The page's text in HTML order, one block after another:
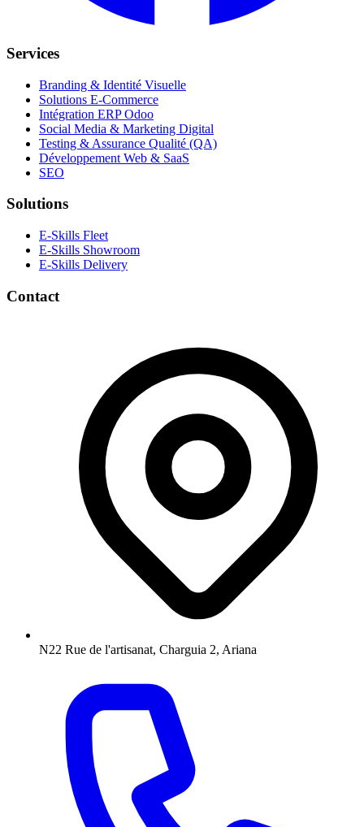
Services
Branding & Identité Visuelle
Solutions E-Commerce
Intégration ERP Odoo
Social Media & Marketing Digital
Testing & Assurance Qualité (QA)
Développement Web & SaaS
SEO
Solutions
E-Skills Fleet
E-Skills Showroom
E-Skills Delivery
Contact
N22 Rue de l'artisanat, Charguia 2, Ariana